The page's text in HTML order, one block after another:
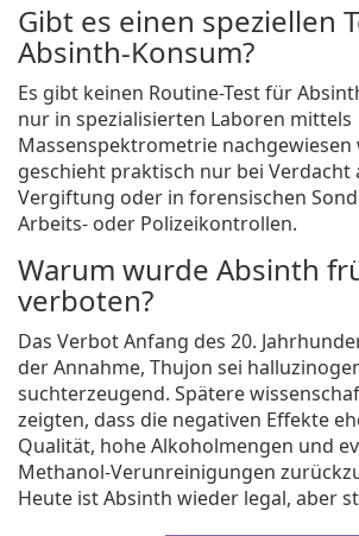
Gibt es einen speziellen
Absinth-Konsum?
Es gibt keinen Routine-Test für
nur in spezialisierten Laboren mittels
Massenspektrometrie nachgewiesen
geschieht praktisch nur bei Verdacht
Vergiftung oder in forensischen
Arbeits- oder Polizeikontrollen.
Warum wurde Absinth
verboten?
Das Verbot Anfang des 20.
der Annahme, Thujon sei
suchterzeugend. Spätere
zeigten, dass die negativen Effekte
Qualität, hohe Alkoholmengen und
Methanol-Verunreinigungen
Heute ist Absinth wieder legal, aber